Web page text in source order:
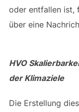
oder entfallen ist,
über eine
HVO
der Klimaziele
Die Erstellung